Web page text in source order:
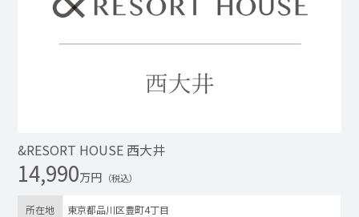
&RESORT HOUSE 西大井
14,990万円 （税込）
所在地 東京都品川区豊町4丁目